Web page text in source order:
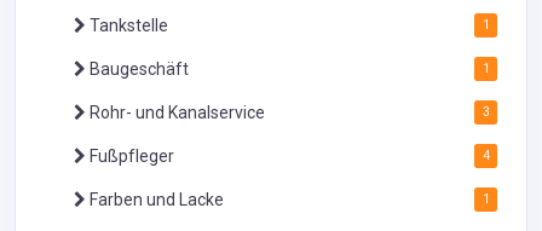
Tankstelle 1
Baugeschäft 1
Rohr- und Kanalservice 3
Fußpfleger 4
Farben und Lacke 1